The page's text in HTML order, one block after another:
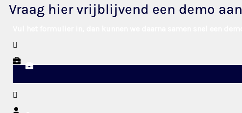
Vraag hier vrijblijvend een demo aan